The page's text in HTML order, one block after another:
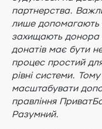
партнерства.
лише допомагають
захищають донора
донатів має бути
процес простий
рівні системи.
масштабувати
правління
Разумний.